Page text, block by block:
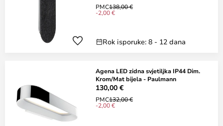
PMC138,00 €
-2,00 €
Rok isporuke: 8 - 12 dana
Agena LED zidna svjetiljka IP44 Dim.
Krom/Mat bijela - Paulmann
130,00 €
PMC132,00 €
-2,00 €